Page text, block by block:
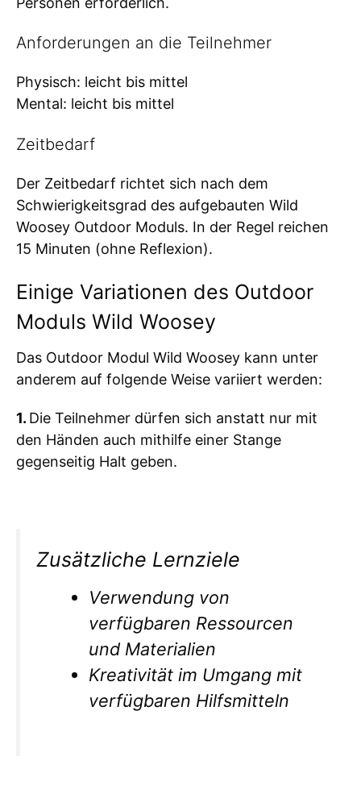
Anforderungen an die Teilnehmer
Physisch: leicht bis mittel
Mental: leicht bis mittel
Zeitbedarf
Der Zeitbedarf richtet sich nach dem
Schwierigkeitsgrad des aufgebauten Wild
Woosey Outdoor Moduls. In der Regel reichen
15 Minuten (ohne Reflexion).
Einige Variationen des Outdoor
Moduls Wild Woosey
Das Outdoor Modul Wild Woosey kann unter
anderem auf folgende Weise variiert werden:
1. Die Teilnehmer dürfen sich anstatt nur mit
den Händen auch mithilfe einer Stange
gegenseitig Halt geben.
Zusätzliche Lernziele
Verwendung von
verfügbaren Ressourcen
und Materialien
Kreativität im Umgang mit
verfügbaren Hilfsmitteln